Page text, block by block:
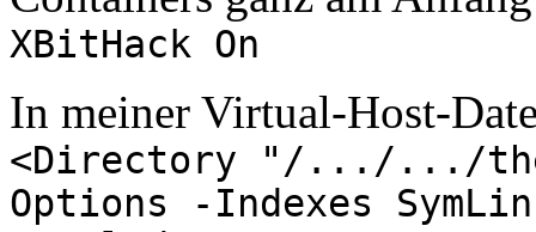
XBitHack On
In meiner Virtual-Host-
<Directory "/.../.../
Options -Indexes